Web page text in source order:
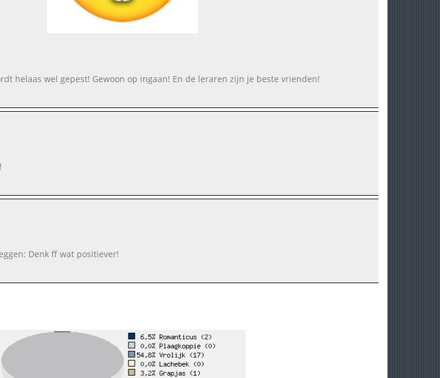
helaas wel gepest! Gewoon op ingaan! En de leraren zijn je beste vrienden!
Denk ff wat positiever!